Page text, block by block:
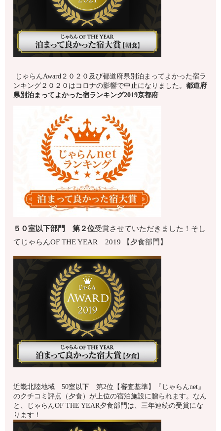
じゃらんAward２０２０及び都道府県別泊まってよかった宿ラ
ンキング２０２０はコロナの影響で中止になりました。都道府
県別泊まってよかった宿ランキング2019京都府
５０室以下部門 第 ２位受賞させていただきました！そし
てじゃらんOF THE YEAR 2019 【夕食部門】
近畿北陸地域 50室以下 第2位【審査基準】『じゃらんnet』
のクチコミ評点（夕食）が上位の宿泊施設に贈られます。なん
と、じゃらんOF THE YEAR夕食部門は、三年連続の受賞にな
ります！